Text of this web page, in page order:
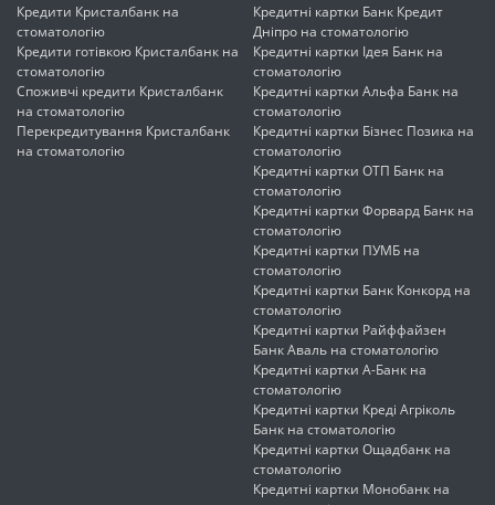
Кредити Кристалбанк на
стоматологію
Кредити готівкою Кристалбанк на
стоматологію
Споживчі кредити Кристалбанк
на стоматологію
Перекредитування Кристалбанк
на стоматологію
Кредитні картки Банк Кредит
Дніпро на стоматологію
Кредитні картки Ідея Банк на
стоматологію
Кредитні картки Альфа Банк на
стоматологію
Кредитні картки Бізнес Позика на
стоматологію
Кредитні картки ОТП Банк на
стоматологію
Кредитні картки Форвард Банк на
стоматологію
Кредитні картки ПУМБ на
стоматологію
Кредитні картки Банк Конкорд на
стоматологію
Кредитні картки Райффайзен
Банк Аваль на стоматологію
Кредитні картки А-Банк на
стоматологію
Кредитні картки Креді Агріколь
Банк на стоматологію
Кредитні картки Ощадбанк на
стоматологію
Кредитні картки Монобанк на